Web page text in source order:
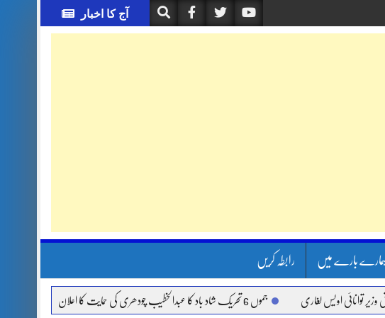
آج کا اخبار
ہمارے بارے میں رابطہ کریں
اویس لغاری جموں 6 تحریک شاد باد کا عبدالخطیب چودھری کی حمایت کا اعلان